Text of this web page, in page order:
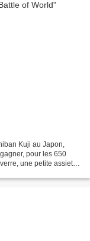
Kuji au Japon,
pour les 650
une petite assiette